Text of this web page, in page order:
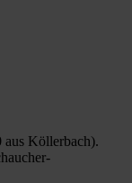
aus Köllerbach).